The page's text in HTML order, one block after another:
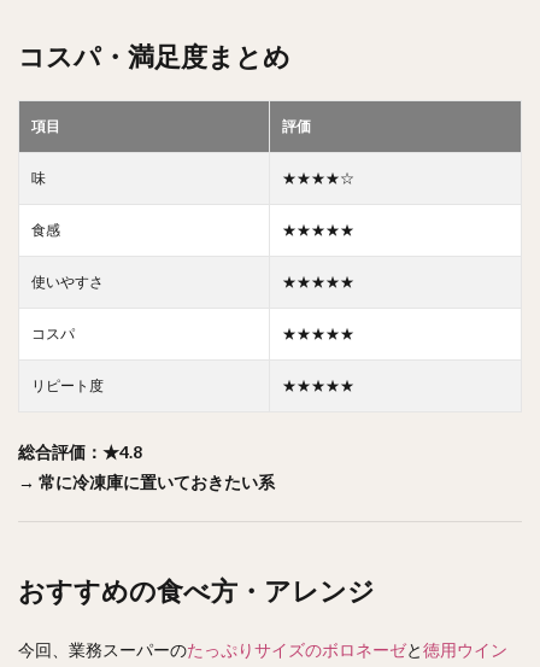
コスパ・満足度まとめ
項目 評価
味 ★★★★☆
食感 ★★★★★
使いやすさ ★★★★★
コスパ ★★★★★
リピート度 ★★★★★
総合評価：★4.8
→ 常に冷凍庫に置いておきたい系
おすすめの食べ方・アレンジ
今回、業務スーパーのたっぷりサイズのボロネーゼと徳用ウイン